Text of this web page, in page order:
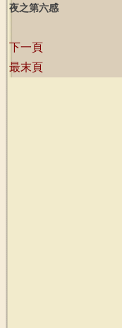
夜之第六感
下一頁
最末頁